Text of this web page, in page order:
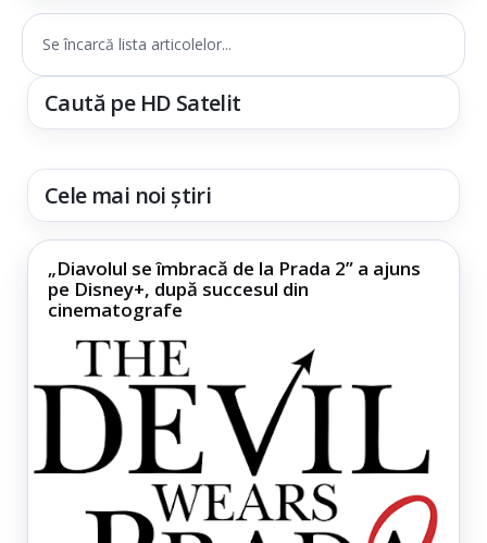
Se încarcă lista articolelor...
Caută pe HD Satelit
Cele mai noi știri
„Diavolul se îmbracă de la Prada 2” a ajuns
pe Disney+, după succesul din
cinematografe